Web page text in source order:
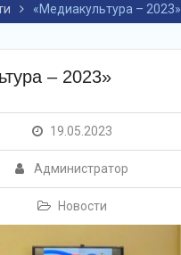
«Медиакультура – 2023»
– 2023»
19.05.2023
Администратор
Новости